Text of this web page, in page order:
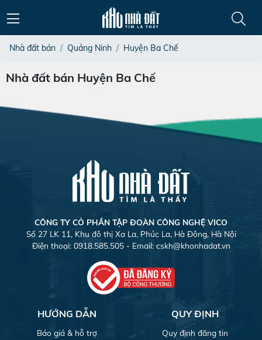
Nhà đất bán Quảng Ninh Huyện Ba Chế
Nhà đất bán Huyện Ba Chế
CÔNG TY CỎ PHẦN TẬP ĐOÀN CÔNG NGHỆ VICO
Số 27 LK 11, Khu đô thị Xa La, Phúc La, Hà Đông, Hà Nội
Điện thoại: 0918.585.505 - Email: cskh@khonhadat.vn
HƯỚNG DẪN
Báo giá & hỗ trợ
QUY ĐỊNH
Quy định đăng tin